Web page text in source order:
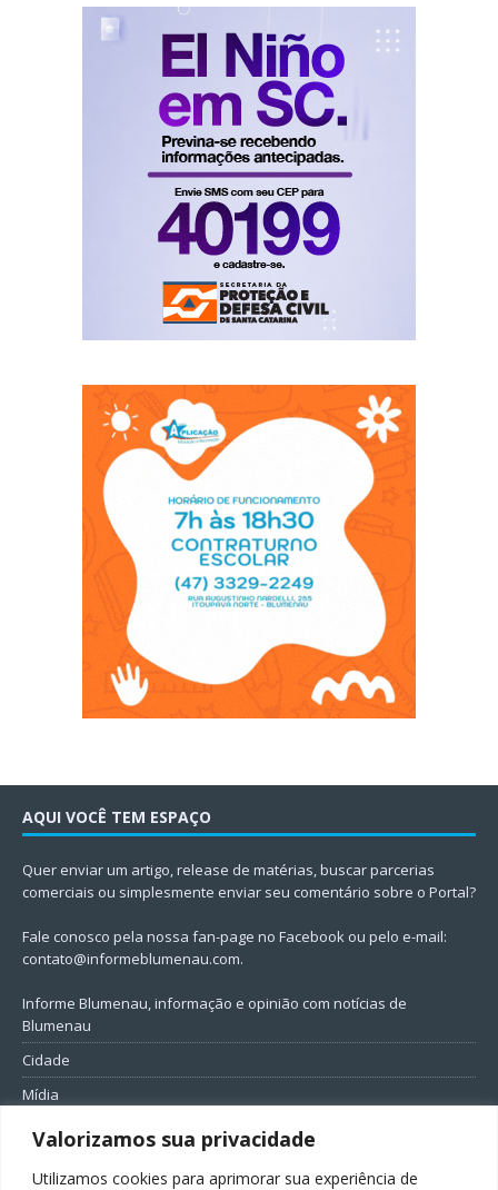
Valorizamos sua privacidade
Utilizamos cookies para aprimorar sua experiência de
AQUI VOCÊ TEM ESPAÇO
Quer enviar um artigo, release de matérias, buscar parcerias
comerciais ou simplesmente enviar seu comentário sobre o Portal?
Fale conosco pela nossa fan-page no Facebook ou pelo e-mail:
contato@informeblumenau.com.
Informe Blumenau, informação e opinião com notícias de
Blumenau
Cidade
Mídia
Entretenimento